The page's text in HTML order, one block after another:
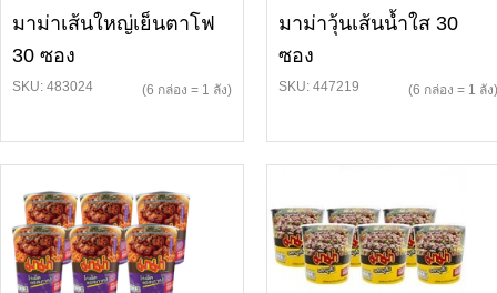
มาม่าเส้นใหญ่เย็นตาโฟ
30 ซอง
SKU: 483024 (6 กล่อง = 1 ลัง)
มาม่าวุ้นเส้นน้ำใส 30
ซอง
SKU: 447219 (6 กล่อง = 1 ลัง)